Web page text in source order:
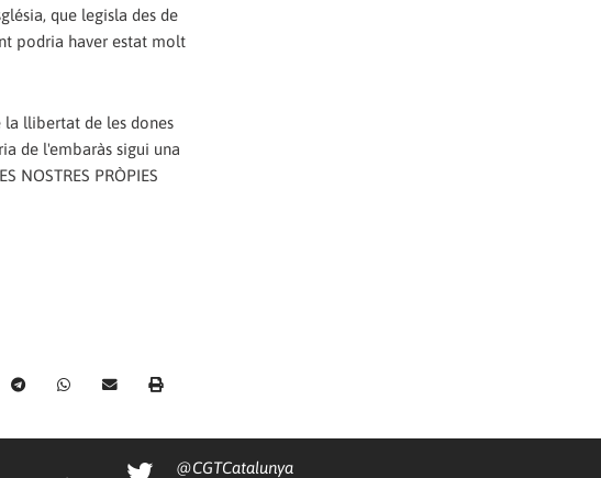
que legisla des de
podria haver estat molt
la llibertat de les dones
de l'embaràs sigui una
NOSTRES PRÒPIES
@CGTCatalunya